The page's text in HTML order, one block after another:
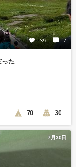
39 7
った
70 30
7月30日